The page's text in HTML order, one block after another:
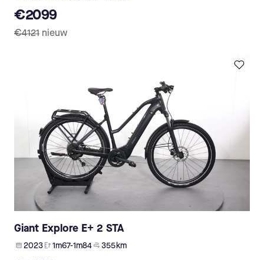
€2099
€4121 nieuw
Giant Explore E+ 2 STA
2023 1m67-1m84 355 km